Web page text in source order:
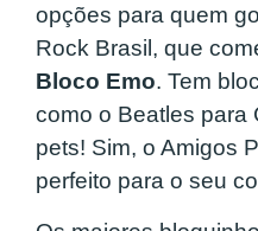
opções para quem
Rock Brasil, que
Bloco Emo. Tem
como o Beatles para
pets! Sim, o Amigos
perfeito para o seu